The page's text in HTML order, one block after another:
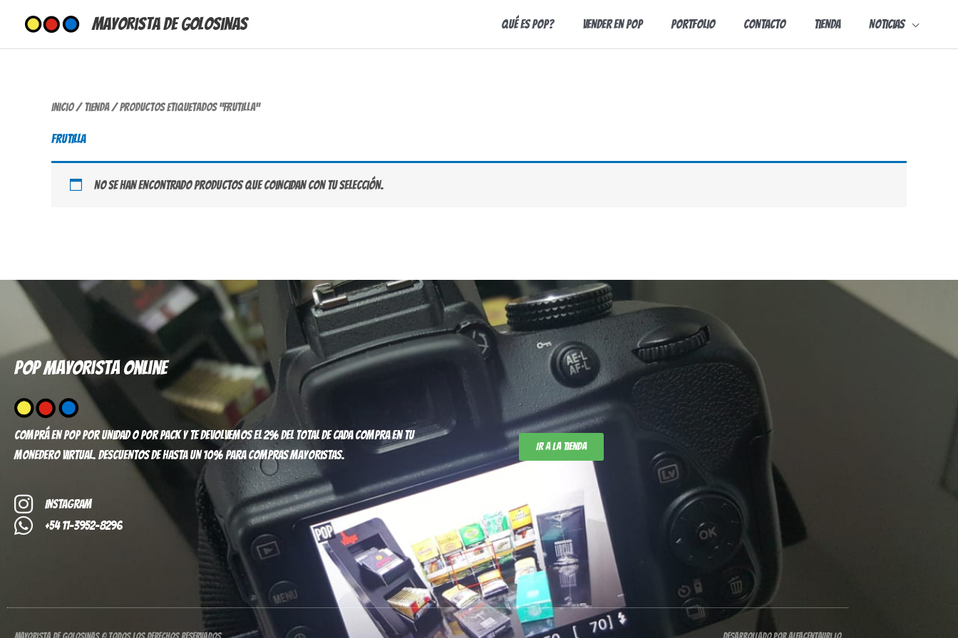
contenido
Mayorista de Golosinas Qué es Pop? Vender en Pop Portfolio Contacto Tienda Noticias
Inicio/ Tienda / Productos etiquetados “FRUTILLA”
FRUTILLA
No se han encontrado productos que coincidan con tu selección.
Pop mayorista online
Comprá en pop por unidad o por pack y te devolvemos el 2% del total de cada compra en tu
monedero virtual. Descuentos de hasta un 10% para compras mayoristas.
Instagram
+54 11-3952-8296
Ir a la tienda
Mayorista de Golosinas © Todos los derechos reservados. Desarrollado por alfacentauri.io